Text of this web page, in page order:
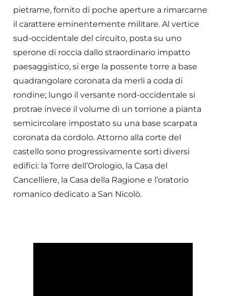
pietrame, fornito di poche aperture a rimarcarne
il carattere eminentemente militare. Al vertice
sud-occidentale del circuito, posta su uno
sperone di roccia dallo straordinario impatto
paesaggistico, si erge la possente torre a base
quadrangolare coronata da merli a coda di
rondine; lungo il versante nord-occidentale si
protrae invece il volume di un torrione a pianta
semicircolare impostato su una base scarpata
coronata da cordolo. Attorno alla corte del
castello sono progressivamente sorti diversi
edifici: la Torre dell’Orologio, la Casa del
Cancelliere, la Casa della Ragione e l’oratorio
romanico dedicato a San Nicolò.